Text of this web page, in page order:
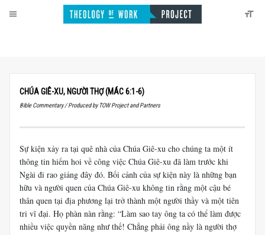
CHÚA GIÊ-XU, NGƯỜI THỢ (MÁC 6:1-6)
Bible Commentary / Produced by TOW Project and Partners
Sự kiện xảy ra tại quê nhà của Chúa Giê-xu cho chúng ta một ít
thông tin hiếm hoi về công việc Chúa Giê-xu đã làm trước khi
Ngài đi rao giảng đây đó. Bối cảnh của sự kiện này là những bạn
hữu và người quen của Chúa Giê-xu không tin rằng một cậu bé
thân quen tại địa phương lại trở thành một người thầy và một tiên
tri vĩ đại. Họ phàn nàn rằng: “Làm sao tay ông ta có thể làm được
nhiều việc quyền năng như thế! Chẳng phải ông nầy là người thợ